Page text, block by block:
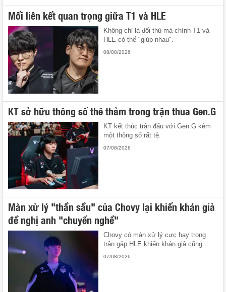
Mối liên kết quan trọng giữa T1 và HLE
Không chỉ là đối thủ mà chính T1 và
HLE có thể "giúp nhau".
08/08/2026
KT sở hữu thông số thê thảm trong trận thua Gen.G
KT kết thúc trận đấu với Gen.G kèm
một thông số rất tệ.
07/08/2026
Màn xử lý "thần sầu" của Chovy lại khiến khán giả
đề nghị anh "chuyển nghề"
Chovy có màn xử lý cực hay trong
trận gặp HLE khiến khán giả cũng ...
07/08/2026